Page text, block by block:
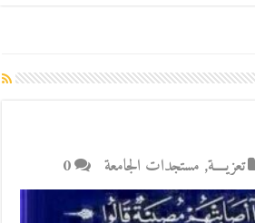
تعزيــــة, مستجدات الجامعة 0